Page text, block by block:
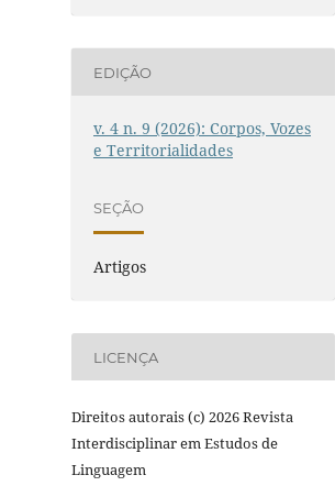
EDIÇÃO
v. 4 n. 9 (2026): Corpos, Vozes
e Territorialidades
SEÇÃO
Artigos
LICENÇA
Direitos autorais (c) 2026 Revista
Interdisciplinar em Estudos de
Linguagem